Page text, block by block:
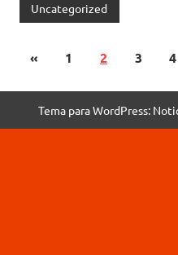
Uncategorized
« 1 2 3 4
Tema para WordPress: